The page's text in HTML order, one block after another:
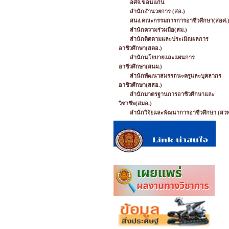
อศจ.ขอนแก่น
สำนักอำนวยการ (สอ.)
สนง.คณะกรรมการการอาชีวศึกษา(สอศ.)
สำนักความร่วมมือ(สม.)
สำนักติดตามและประเมิณผลการ
อาชีวศึกษา(สตอ.)
สำนักนโยบายและแผนการ
อาชีวศึกษา(สนผ.)
สำนักพัฒนาสมรรถนะครูและบุคลากร
อาชีวศึกษา(สสอ.)
สำนักมาตรฐานการอาชีวศึกษาและ
วิชาชีพ(สมอ.)
สำนักวิจัยและพัฒนาการอาชีวศึกษา (สว